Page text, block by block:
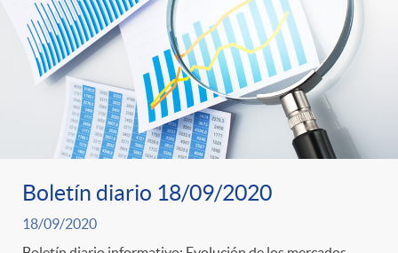
Boletín diario 18/09/2020
18/09/2020